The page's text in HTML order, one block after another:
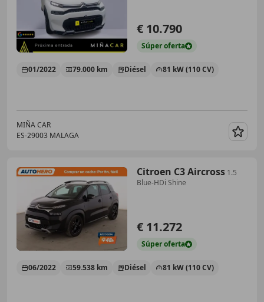
€ 10.790
Súperoferta
01/2022 79.000 km Diésel 81 kW (110 CV)
MIÑA CAR
ES-29003 MALAGA
Citroen C3 Aircross 1.5
Blue-HDi Shine
€ 11.272
Súperoferta
06/2022 59.538 km Diésel 81 kW (110 CV)